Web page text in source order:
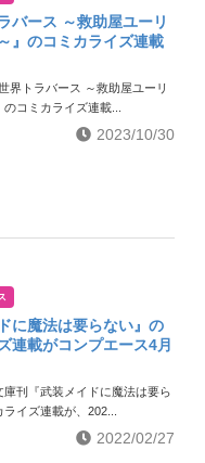
バース ～救助屋ユーリ
』のコミカライズ連載
界トラバース ～救助屋ユーリ
コミカライズ連載...
2023/10/30
に魔法は要らない』の
連載がコンプエース4月
庫刊『武装メイドに魔法は要ら
イズ連載が、202...
2022/02/27